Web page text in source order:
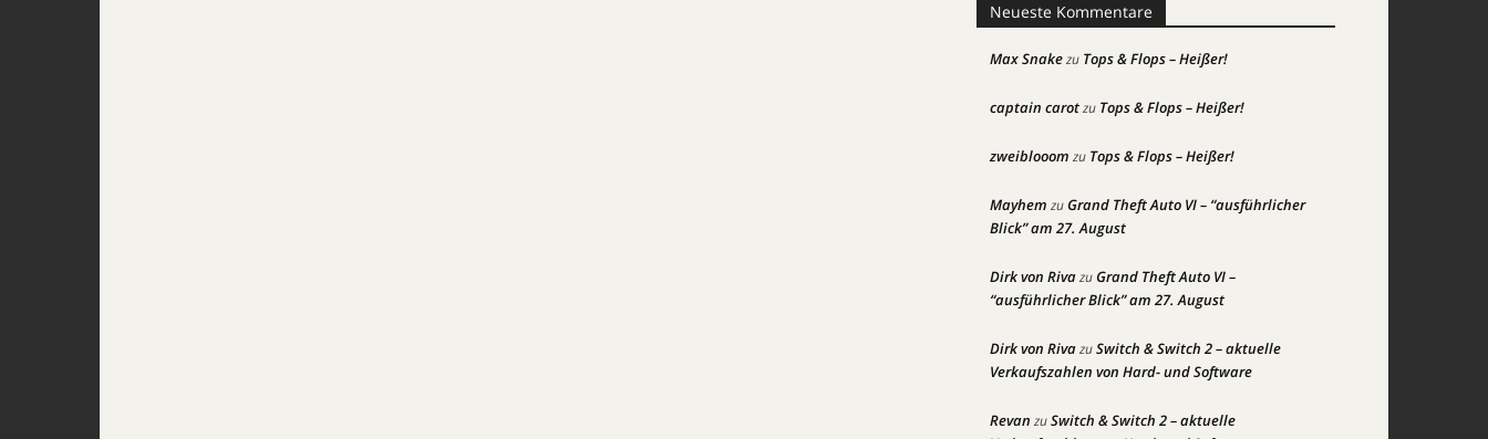
Neueste Kommentare
Max Snakezu Tops & Flops – Heißer!
captain carotzu Tops & Flops – Heißer!
zweiblooom zu Tops & Flops – Heißer!
Mayhem zuGrand Theft Auto VI – “ausführlicher
Blick” am 27. August
Dirk von RivazuGrand Theft Auto VI –
“ausführlicher Blick” am 27. August
Dirk von RivazuSwitch & Switch 2 – aktuelle
Verkaufszahlen von Hard- und Software
Revan zuSwitch & Switch 2 – aktuelle